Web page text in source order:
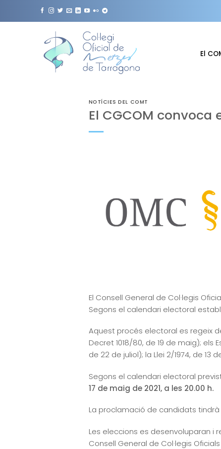
El
NOTÍCIES DEL COMT
El CGCOM
El Consell General de Col·legis
Segons el calendari electoral
Aquest procés electoral es regeix
Decret 1018/80, de 19 de maig);
de 22 de juliol); la Llei 2/1974, de
Segons el calendari electoral
17 de maig de 2021, a les 20.00 h.
La proclamació de candidats
Les eleccions es desenvoluparan i
Consell General de Col·legis